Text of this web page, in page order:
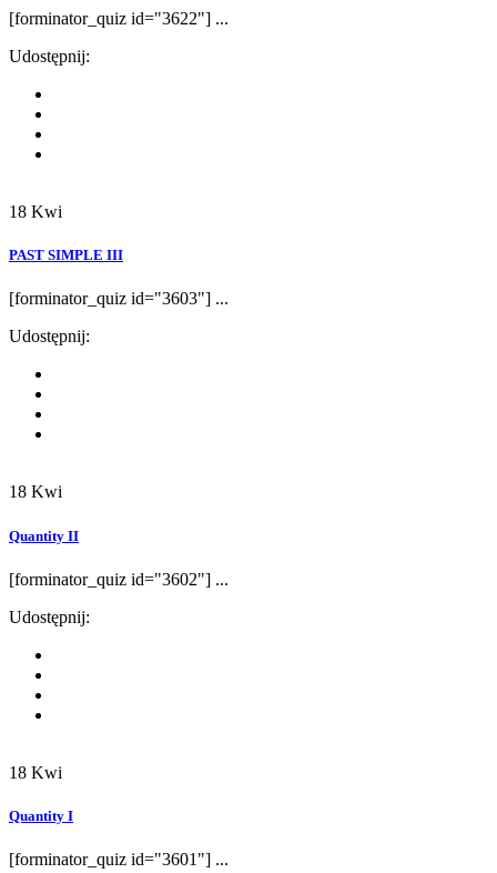
[forminator_quiz id="3622"] ...
Udostępnij:
18 Kwi
PAST SIMPLE III
[forminator_quiz id="3603"] ...
Udostępnij:
18 Kwi
Quantity II
[forminator_quiz id="3602"] ...
Udostępnij:
18 Kwi
Quantity I
[forminator_quiz id="3601"] ...